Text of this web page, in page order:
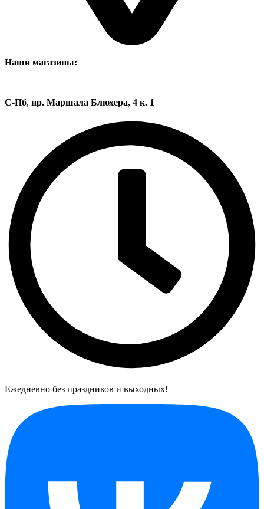
Наши магазины:
С-Пб, пр. Маршала Блюхера, 4 к. 1
Ежедневно без праздников и выходных!